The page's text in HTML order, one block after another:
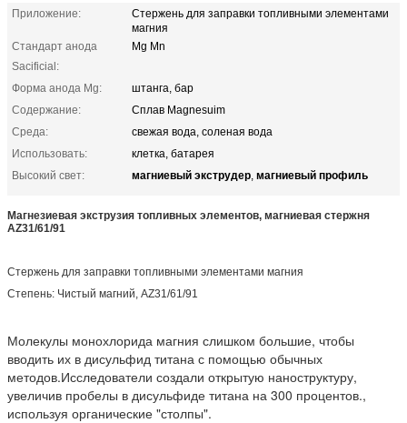
Приложение:
Стержень для заправки топливными элементами
магния
Стандарт анода
Sacificial:
Mg Mn
Форма анода Mg:
штанга, бар
Содержание:
Сплав Magnesuim
Среда:
свежая вода, соленая вода
Использовать:
клетка, батарея
Высокий свет:
магниевый экструдер, магниевый профиль
Магнезиевая экструзия топливных элементов, магниевая стержня
AZ31/61/91
Стержень для заправки топливными элементами магния
Степень: Чистый магний, AZ31/61/91
Молекулы монохлорида магния слишком большие, чтобы
вводить их в дисульфид титана с помощью обычных
методов.Исследователи создали открытую наноструктуру,
увеличив пробелы в дисульфиде титана на 300 процентов.,
используя органические "столпы".